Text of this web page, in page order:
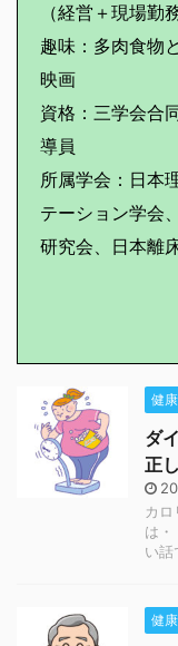
（経営＋現場勤務
趣味：多肉食物
映画
資格：三学会合
導員
所属学会：日本
テーション学会
研究会、日本離
健康
ダ
正
カ
は・
い話
健康